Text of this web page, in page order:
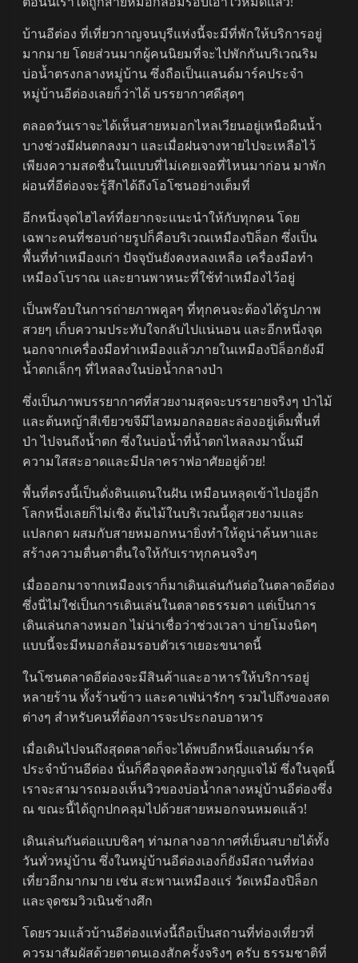
บ้านอีต่อง ที่เที่ยวกาญจนบุรีแห่งนี้จะมีที่พักให้บริการอยู่
มากมาย โดยส่วนมากผู้คนนิยมที่จะไปพักกันบริเวณริม
บ่อน้ำตรงกลางหมู่บ้าน ซึ่งถือเป็นแลนด์มาร์คประจำ
หมู่บ้านอีต่องเลยก็ว่าได้ บรรยากาศดีสุดๆ
ตลอดวันเราจะได้เห็นสายหมอกไหลเวียนอยู่เหนือผืนน้ำ
บางช่วงมีฝนตกลงมา และเมื่อฝนจางหายไปจะเหลือไว้
เพียงความสดชื่นในแบบที่ไม่เคยเจอที่ไหนมาก่อน มาพัก
ผ่อนที่อีต่องจะรู้สึกได้ถึงโอโซนอย่างเต็มที่
อีกหนึ่งจุดไฮไลท์ที่อยากจะแนะนำให้กับทุกคน โดย
เฉพาะคนที่ชอบถ่ายรูปก็คือบริเวณเหมืองปิล็อก ซึ่งเป็น
พื้นที่ทำเหมืองเก่า ปัจจุบันยังคงหลงเหลือ เครื่องมือทำ
เหมืองโบราณ และยานพาหนะที่ใช้ทำเหมืองไว้อยู่
เป็นพร๊อบในการถ่ายภาพคูลๆ ที่ทุกคนจะต้องได้รูปภาพ
สวยๆ เก็บความประทับใจกลับไปแน่นอน และอีกหนึ่งจุด
นอกจากเครื่องมือทำเหมืองแล้วภายในเหมืองปิล็อกยังมี
น้ำตกเล็กๆ ที่ไหลลงในบ่อน้ำกลางป่า
ซึ่งเป็นภาพบรรยากาศที่สวยงามสุดจะบรรยายจริงๆ ป่าไม้
และต้นหญ้าสีเขียวขจีมีไอหมอกลอยละล่องอยู่เต็มพื้นที่
ป่า ไปจนถึงน้ำตก ซึ่งในบ่อน้ำที่น้ำตกไหลลงมานั้นมี
ความใสสะอาดและมีปลาคราฟอาศัยอยู่ด้วย!
พื้นที่ตรงนี้เป็นดั่งดินแดนในฝัน เหมือนหลุดเข้าไปอยู่อีก
โลกหนึ่งเลยก็ไม่เชิง ต้นไม้ในบริเวณนี้ดูสวยงามและ
แปลกตา ผสมกับสายหมอกหนายิ่งทำให้ดูน่าค้นหาและ
สร้างความตื่นตาตื่นใจให้กับเราทุกคนจริงๆ
เมื่อออกมาจากเหมืองเราก็มาเดินเล่นกันต่อในตลาดอีต่อง
ซึ่งนี่ไม่ใช่เป็นการเดินเล่นในตลาดธรรมดา แต่เป็นการ
เดินเล่นกลางหมอก ไม่น่าเชื่อว่าช่วงเวลา บ่ายโมงนิดๆ
แบบนี้จะมีหมอกล้อมรอบตัวเราเยอะขนาดนี้
ในโซนตลาดอีต่องจะมีสินค้าและอาหารให้บริการอยู่
หลายร้าน ทั้งร้านข้าว และคาเฟ่น่ารักๆ รวมไปถึงของสด
ต่างๆ สำหรับคนที่ต้องการจะประกอบอาหาร
เมื่อเดินไปจนถึงสุดตลาดก็จะได้พบอีกหนึ่งแลนด์มาร์ค
ประจำบ้านอีต่อง นั่นก็คือจุดคล้องพวงกุญแจไม้ ซึ่งในจุดนี้
เราจะสามารถมองเห็นวิวของบ่อน้ำกลางหมู่บ้านอีต่องซึ่ง
ณ ขณะนี้ได้ถูกปกคลุมไปด้วยสายหมอกจนหมดแล้ว!
เดินเล่นกันต่อแบบชิลๆ ท่ามกลางอากาศที่เย็นสบายได้ทั้ง
วันทั่วหมู่บ้าน ซึ่งในหมู่บ้านอีต่องเองก็ยังมีสถานที่ท่อง
เที่ยวอีกมากมาย เช่น สะพานเหมืองแร่ วัดเหมืองปิล็อก
และจุดชมวิวเนินช้างศึก
โดยรวมแล้วบ้านอีต่องแห่งนี้ถือเป็นสถานที่ท่องเที่ยวที่
ควรมาสัมผัสด้วยตาตนเองสักครั้งจริงๆ ครับ ธรรมชาติที่